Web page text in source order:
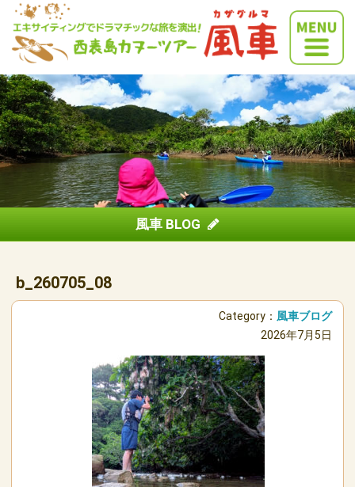
風車 BLOG
b_260705_08
Category： 風車ブログ
2026年7月5日